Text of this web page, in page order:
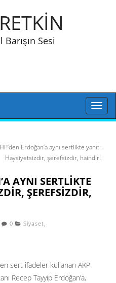
Sesi
Toggle
Erdoğan’a aynı sertlikte yanıt:
Haysiyetsizdir, şerefsizdir, haindir!
AYNI SERTLIKTE
ŞEREFSIZDIR,
0 Siyaset,
sert ifadeler kullanan AKP
Recep Tayyip Erdoğan’a,